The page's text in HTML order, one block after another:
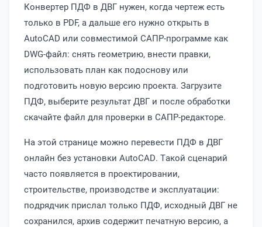
Конвертер ПДФ в ДВГ нужен, когда чертеж есть
только в PDF, а дальше его нужно открыть в
AutoCAD или совместимой САПР-программе как
DWG-файл: снять геометрию, внести правки,
использовать план как подоснову или
подготовить новую версию проекта. Загрузите
ПДФ, выберите результат ДВГ и после обработки
скачайте файл для проверки в САПР-редакторе.
На этой странице можно перевести ПДФ в ДВГ
онлайн без установки AutoCAD. Такой сценарий
часто появляется в проектировании,
строительстве, производстве и эксплуатации:
подрядчик прислал только ПДФ, исходный ДВГ не
сохранился, архив содержит печатную версию, а